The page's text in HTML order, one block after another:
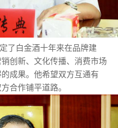
了白金酒十年来在品牌建
创新、文化传播、消费市场
成果。他希望双方互通有
合作铺平道路。